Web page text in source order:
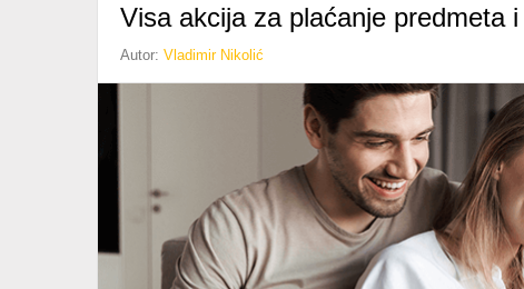
Visa akcija za plaćanje predmeta
Autor: Vladimir Nikolić